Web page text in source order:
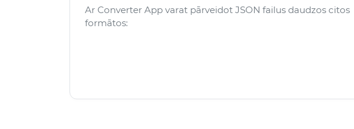
Ar Converter App varat pārveidot JSON failus daudzos citos
formātos: